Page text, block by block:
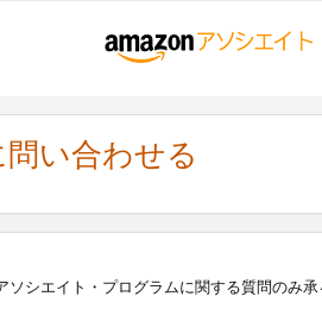
い合わせる
シエイト・プログラムに関する質問のみ承